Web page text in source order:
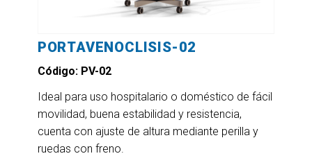
PORTAVENOCLISIS-02
Código: PV-02
Ideal para uso hospitalario o doméstico de fácil
movilidad, buena estabilidad y resistencia,
cuenta con ajuste de altura mediante perilla y
ruedas con freno.